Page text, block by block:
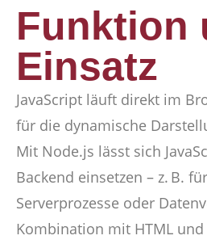
Funktion
Einsatz
JavaScript läuft direkt im
für die dynamische
Mit Node.js lässt sich
Backend einsetzen – z. B. für
Serverprozesse oder
Kombination mit HTML und